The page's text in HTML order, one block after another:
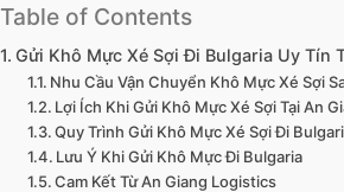
Table of Contents
Gửi Khô Mực Xé Sợi Đi Bulgaria Uy Tín
Nhu Cầu Vận Chuyển Khô Mực Xé Sợi
Lợi Ích Khi Gửi Khô Mực Xé Sợi Tại An
Quy Trình Gửi Khô Mực Xé Sợi Đi
Lưu Ý Khi Gửi Khô Mực Đi Bulgaria
Cam Kết Từ An Giang Logistics